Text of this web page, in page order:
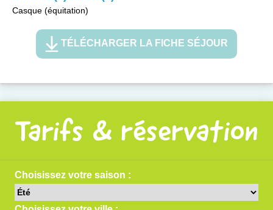
Casque (équitation)
TÉLÉCHARGER LA FICHE SÉJOUR
Tarifs & réservation